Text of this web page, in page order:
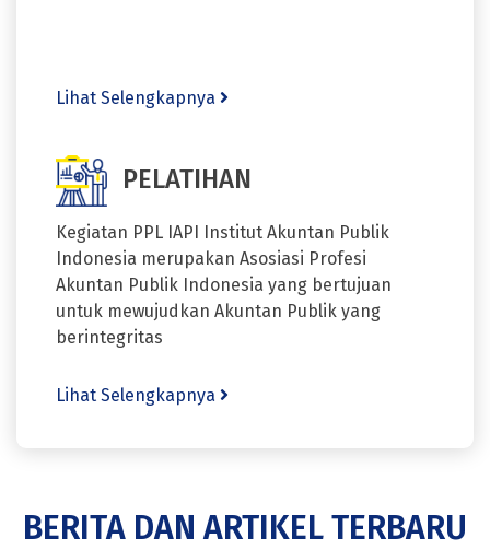
Lihat Selengkapnya
PELATIHAN
Kegiatan PPL IAPI Institut Akuntan Publik
Indonesia merupakan Asosiasi Profesi
Akuntan Publik Indonesia yang bertujuan
untuk mewujudkan Akuntan Publik yang
berintegritas
Lihat Selengkapnya
BERITA DAN ARTIKEL TERBARU